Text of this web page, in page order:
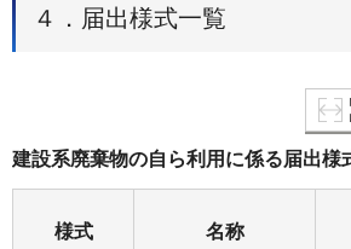
４．届出様式一覧
建設系廃棄物の自ら利用に係る届出様
様式 名称